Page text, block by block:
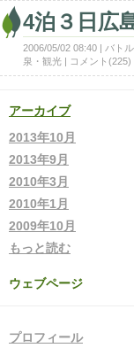
4泊３日広
2006/05/02 08:40 バト
泉・観光
コメント(225)
アーカイブ
2013年10月
2013年9月
2010年3月
2010年1月
2009年10月
もっと読む
ウェブページ
プロフィール